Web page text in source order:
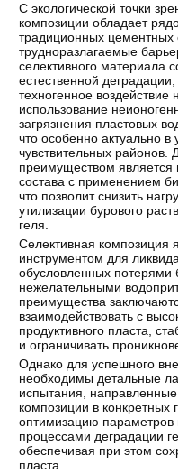
С экологической точки
композиции обладает
традиционных цементных
трудноразлагаемые
селективного материала
естественной
техногенное воздействие
использование
загрязнения пластовых
что особенно актуально в
чувствительных районов.
преимуществом
состава с применением
что позволит снизить
утилизации бурового
геля.
Селективная композиция
инструментом для
обусловленных потерями
нежелательными
преимущества
взаимодействовать с
продуктивного пласта,
и ограничивать
Однако для успешного
необходимы детальные
испытания, направленные
композиции в конкретных
оптимизацию параметров
процессами деградации
обеспечивая при этом
пласта.